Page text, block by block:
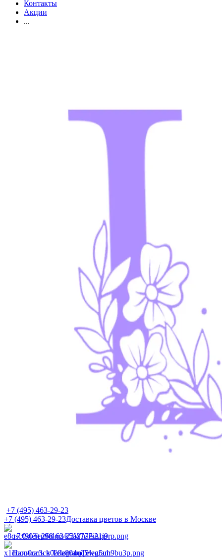
Контакты
Акции
...
+7 (495) 463-29-23
+7 (495) 463-29-23Доставка цветов в Москве
+7 (903) 268-62-22WhatsApp
Написать в TelegramTelegram